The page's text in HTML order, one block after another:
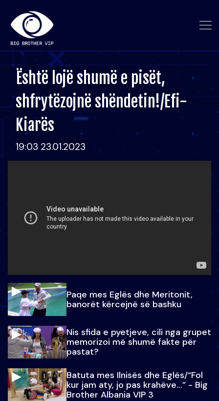
Është lojë shumë e pisët,
shfrytëzojnë shëndetin!/Efi-
Kiarës
19:03 23.01.2023
Paqe mes Eglës dhe Meritonit,
banorët kërcejnë së bashku
Nis sfida e pyetjeve, cili nga grupet
memorizoi më shumë fakte për
pastat?
Batuta mes Ilnisës dhe Eglës/“Fol
kur jam aty, jo pas krahëve…” - Big
Brother Albania VIP 3